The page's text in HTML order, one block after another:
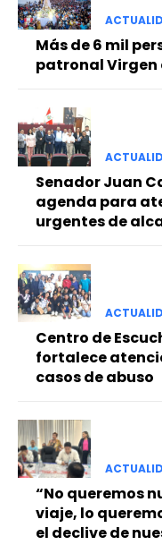
Más de 6 mil
patronal Virgen
Senador Juan
agenda para
urgentes de
Centro de
fortalece
casos de abuso
“No queremos
viaje, lo
el declive de